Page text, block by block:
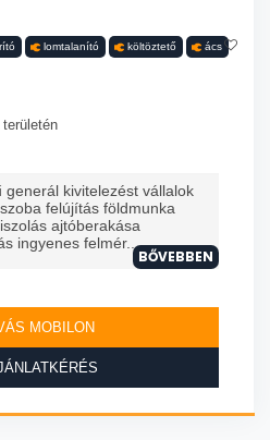
lomtalanító költöztető ács
kivitelezést vállalok
felújítás földmunka
ajtóberakása
ingyenes felmér...
BŐVEBBEN
MOBILON